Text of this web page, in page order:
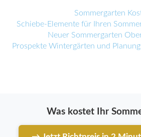
Sommergarten
Schiebe-Elemente für Ihren
Neuer Sommergarten
Prospekte Wintergärten und
Was kostet Ihr